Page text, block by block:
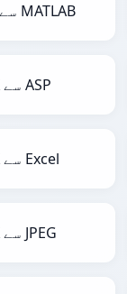
JSON سے MATLAB
LaTeX سے ASP
LaTeX سے Excel
LaTeX سے JPEG